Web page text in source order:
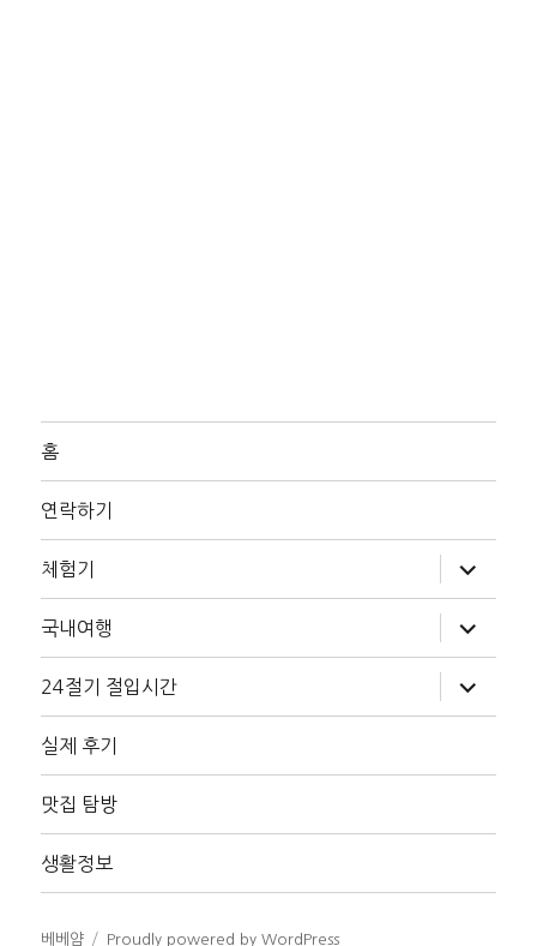
홈
연락하기
체험기
위
메
확
장
국내여행
위
메
확
장
24절기 절입시간
위
메
장
실제 후기
맛집 탐방
생활정보
베베얌 Proudly powered by WordPress